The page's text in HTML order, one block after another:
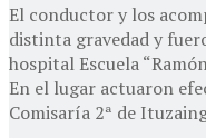
El conductor y los
distinta gravedad y
hospital Escuela
En el lugar actuaron
Comisaría 2ª de